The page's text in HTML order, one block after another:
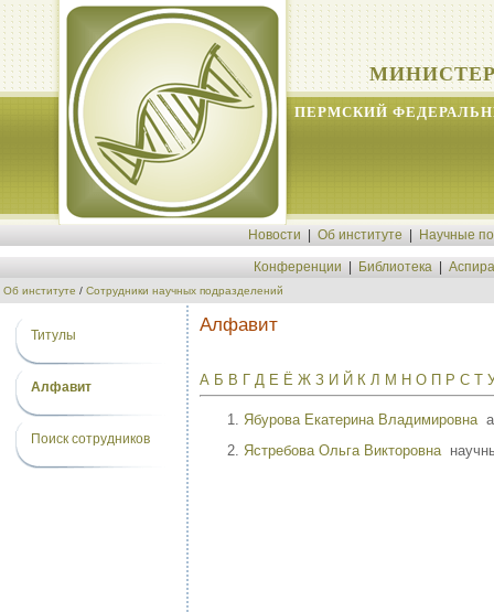
ПЕРМСКИЙ
Новости Об институте Научные
Конференции Библиотека
Об институте / Сотрудники научных подразделений
Титулы
Алфавит
Поиск сотрудников
Алфавит
А Б В Г Д Е Ё Ж З И Й К Л М Н О П Р С Т
Ябурова Екатерина Владимировна
Ястребова Ольга Викторовна